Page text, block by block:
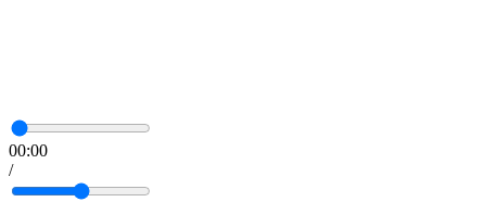
00:00
/